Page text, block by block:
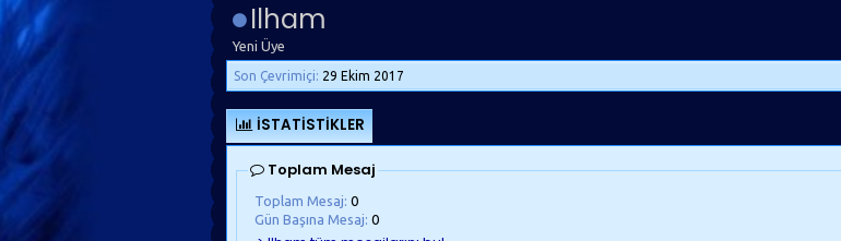
Ilham
Yeni Üye
Son Çevrimiçi: 29 Ekim 2017
İSTATISTIKLER
Toplam Mesaj
Toplam Mesaj: 0
Gün Başına Mesaj: 0